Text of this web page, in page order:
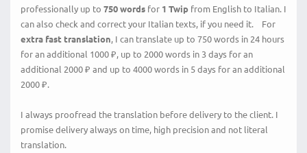
professionally up to 750 words for 1 Twip from English to Italian. I
can also check and correct your Italian texts, if you need it. For
extra fast translation, I can translate up to 750 words in 24 hours
for an additional 1000 ₽, up to 2000 words in 3 days for an
additional 2000 ₽ and up to 4000 words in 5 days for an additional
2000 ₽.
I always proofread the translation before delivery to the client. I
promise delivery always on time, high precision and not literal
translation.